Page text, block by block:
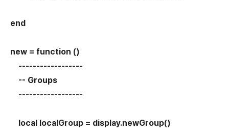
end
new = function ()
------------------
-- Groups
------------------
local localGroup = display.newGroup()